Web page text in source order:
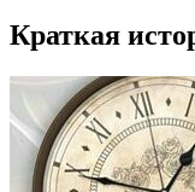
Краткая